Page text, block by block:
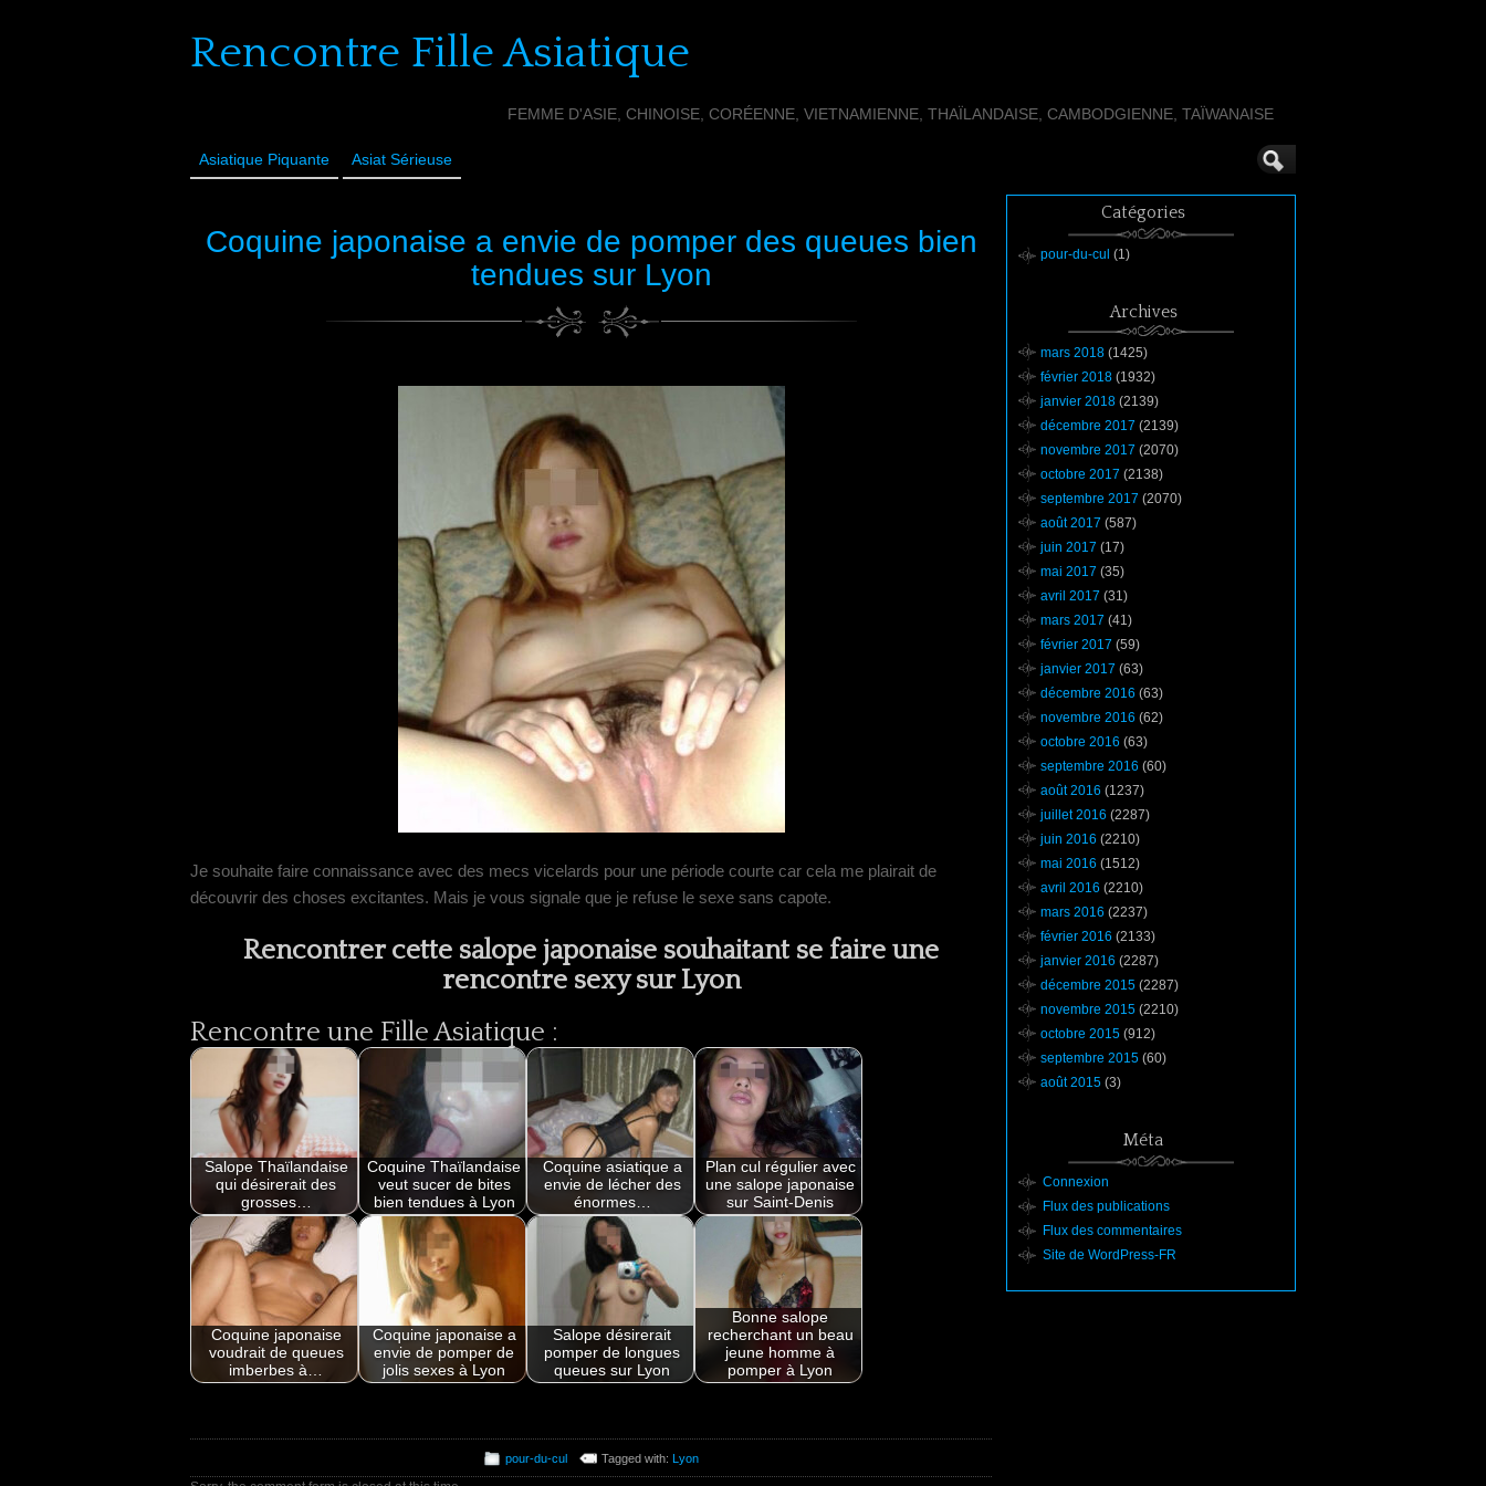
Rencontre Fille Asiatique
FEMME D'ASIE, CHINOISE, CORÉENNE, VIETNAMIENNE, THAÏLANDAISE, CAMBODGIENNE, TAÏWANAISE
Asiatique Piquante Asiat Sérieuse
Coquine japonaise a envie de pomper des queues bien
tendues sur Lyon
Je souhaite faire connaissance avec des mecs vicelards pour une période courte car cela me plairait de
découvrir des choses excitantes. Mais je vous signale que je refuse le sexe sans capote.
Rencontrer cette salope japonaise souhaitant se faire une
rencontre sexy sur Lyon
Rencontre une Fille Asiatique :
Salope Thaïlandaise
qui désirerait des
grosses…
Coquine Thaïlandaise
veut sucer de bites
bien tendues à Lyon
Coquine asiatique a
envie de lécher des
énormes…
Plan cul régulier avec
une salope japonaise
sur Saint-Denis
Coquine japonaise
voudrait de queues
imberbes à…
Coquine japonaise a
envie de pomper de
jolis sexes à Lyon
Salope désirerait
pomper de longues
queues sur Lyon
Bonne salope
recherchant un beau
jeune homme à
pomper à Lyon
pour-du-cul Tagged with: Lyon
Catégories
pour-du-cul (1)
Archives
mars 2018 (1425)
février 2018 (1932)
janvier 2018 (2139)
décembre 2017 (2139)
novembre 2017 (2070)
octobre 2017 (2138)
septembre 2017 (2070)
août 2017 (587)
juin 2017 (17)
mai 2017 (35)
avril 2017 (31)
mars 2017 (41)
février 2017 (59)
janvier 2017 (63)
décembre 2016 (63)
novembre 2016 (62)
octobre 2016 (63)
septembre 2016 (60)
août 2016 (1237)
juillet 2016 (2287)
juin 2016 (2210)
mai 2016 (1512)
avril 2016 (2210)
mars 2016 (2237)
février 2016 (2133)
janvier 2016 (2287)
décembre 2015 (2287)
novembre 2015 (2210)
octobre 2015 (912)
septembre 2015 (60)
août 2015 (3)
Méta
Connexion
Flux des publications
Flux des commentaires
Site de WordPress-FR